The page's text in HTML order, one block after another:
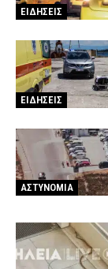
ΣΩΜΑΤΑ
Κορινθία: Μήνυμα
«Παραμείνετε σε
ΕΙΔΗΣΕΙΣ 7
Πιερία:
ΑΣΤΥΝΟΜΙΑ 7
Πολύ υψηλός
τίθενται σε «Red
ΕΙΔΗΣΕΙΣ 7
Το Προεδρικό
της Ελληνικής
ΣΩΜΑΤΑ
ΕΙΔΗΣΕΙΣ
ΕΙΔΗΣΕΙΣ
ΑΣΤΥΝΟΜΙΑ